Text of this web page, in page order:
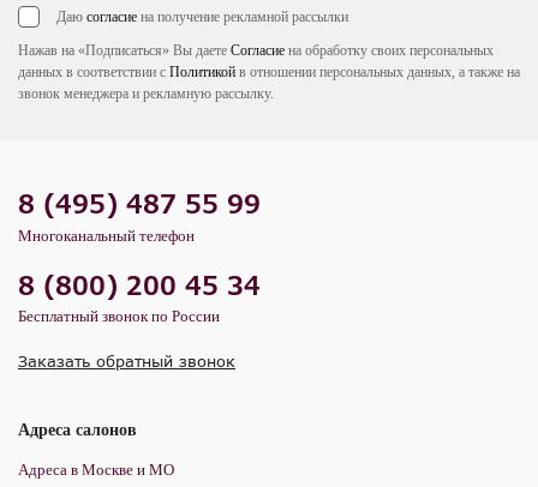
Даю согласие на получение рекламной рассылки
Нажав на «Подписаться» Вы даете Согласие на обработку своих персональных
данных в соответствии с Политикой в отношении персональных данных, а также на
звонок менеджера и рекламную рассылку.
8 (495) 487 55 99
Многоканальный телефон
8 (800) 200 45 34
Бесплатный звонок по России
Заказать обратный звонок
Адреса салонов
Адреса в Москве и МО